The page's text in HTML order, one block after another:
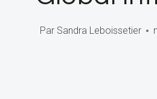
Par Sandra Leboissetier